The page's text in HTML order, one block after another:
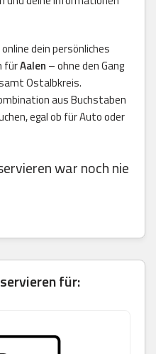
dein persönliches
fürAalen – ohne den Gang
Ostalbkreis.
aus Buchstaben
egal ob für Auto oder
war noch nie
für: